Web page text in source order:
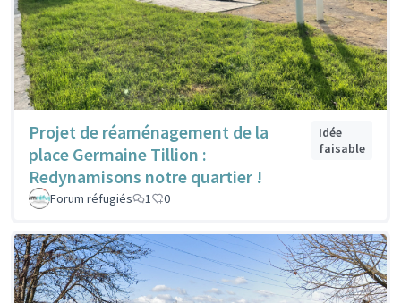
Projet de réaménagement de la
place Germaine Tillion :
Redynamisons notre quartier !
Idée
faisable
Forum réfugiés 1 0